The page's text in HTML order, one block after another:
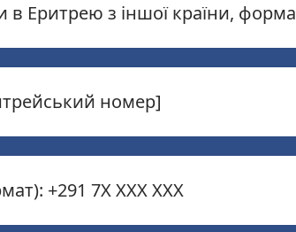
Еритрею з іншої країни,
номер]
+291 7X XXX XXX